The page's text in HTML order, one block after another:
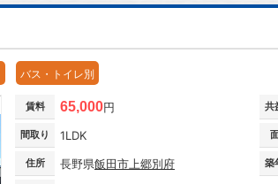
バス・トイレ別
賃料 65,000円 共
間取り 1LDK
住所 長野県飯田市 上郷別府 築